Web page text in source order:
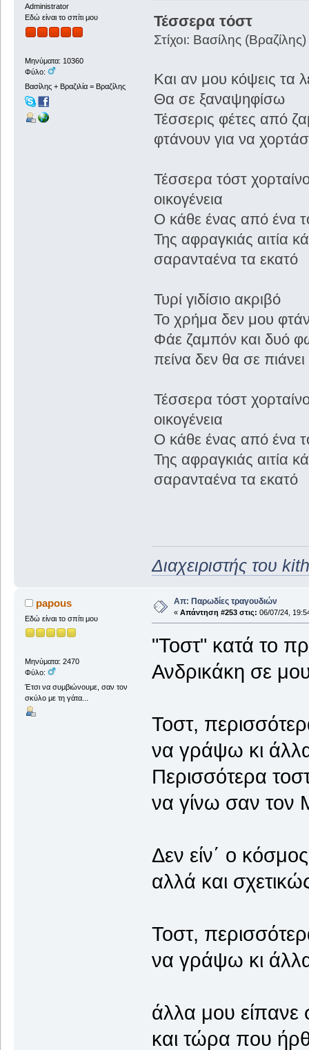
Administrator
Εδώ είναι το σπίτι μου
Μηνύματα: 10360
Φύλο:
Βασίλης + Βραζιλία = Βραζίλης
Τέσσερα τόστ
Στίχοι: Βασίλης (Βραζίλης)
Και αν μου κόψεις τα
Θα σε ξαναψηφίσω
Τέσσερις φέτες από
φτάνουν για να
Τέσσερα τόστ
οικογένεια
Ο κάθε ένας από ένα
Της αφραγκιάς αιτία
σαρανταένα τα εκατό
Τυρί γιδίσιο ακριβό
Το χρήμα δεν μου
Φάε ζαμπόν και δυό
πείνα δεν θα σε πιάνει
Τέσσερα τόστ
οικογένεια
Ο κάθε ένας από ένα
Της αφραγκιάς αιτία
σαρανταένα τα εκατό
Διαχειριστής του
papous
Εδώ είναι το σπίτι μου
Μηνύματα: 2470
Φύλο:
Έτσι να συμβιώνουμε, σαν τον
σκύλο με τη γάτα...
Απ: Παρωδίες τραγουδιών
« Απάντηση #253 στις: 06/07/24,
"Τοστ" κατά το
Ανδρικάκη σε
Τοστ,
να γράψω κι
Περισσότερα
να γίνω σαν τον
Δεν είν΄ ο
αλλά και
Τοστ,
να γράψω κι
άλλα μου
και τώρα που